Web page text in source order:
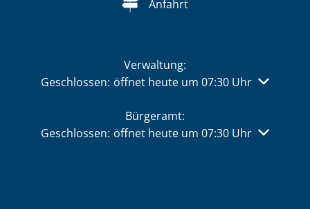
Anfahrt
Verwaltung:
Klicken, um weitere Öffnungs- oder Schließzeiten
Geschlossen: öffnet heute um 07:30 Uhr
Bürgeramt:
Klicken, um weitere Öffnungs- oder Schließzeiten
Geschlossen: öffnet heute um 07:30 Uhr